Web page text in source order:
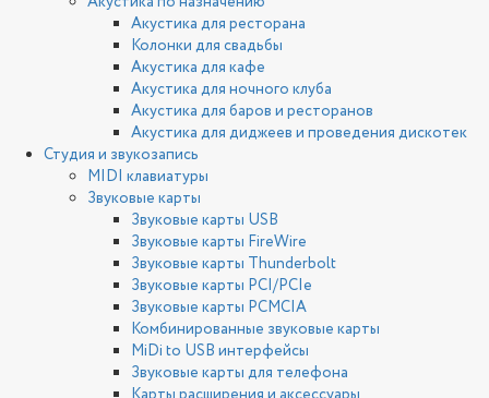
Акустика для ресторана
Колонки для свадьбы
Акустика для кафе
Акустика для ночного клуба
Акустика для баров и ресторанов
Акустика для диджеев и проведения дискотек
Студия и звукозапись
MIDI клавиатуры
Звуковые карты
Звуковые карты USB
Звуковые карты FireWire
Звуковые карты Thunderbolt
Звуковые карты PCI/PCIe
Звуковые карты PCMCIA
Комбинированные звуковые карты
MiDi to USB интерфейсы
Звуковые карты для телефона